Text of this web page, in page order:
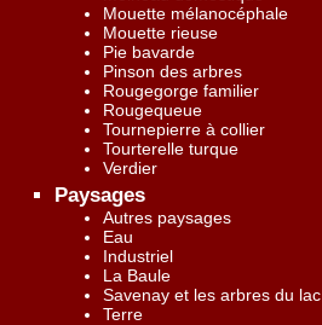
Mouette mélanocéphale
Mouette rieuse
Pie bavarde
Pinson des arbres
Rougegorge familier
Rougequeue
Tournepierre à collier
Tourterelle turque
Verdier
Paysages
Autres paysages
Eau
Industriel
La Baule
Savenay et les arbres du lac
Terre